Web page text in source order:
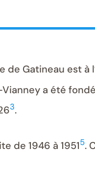
Gatineau est à
a été
3.
de 1946 à 19515.